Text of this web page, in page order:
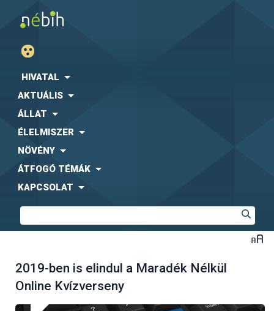
HIVATAL
AKTUÁLIS
ÁLLAT
ÉLELMISZER
NÖVÉNY
ÁTFOGÓ TÉMÁK
KAPCSOLAT
2019-ben is elindul a Maradék Nélkül
Online Kvízverseny